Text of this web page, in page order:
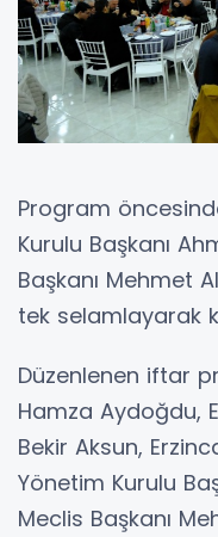
Program
Kurulu Başkanı
Başkanı Mehmet
tek selamlayarak
Düzenlenen iftar
Hamza Aydoğdu,
Bekir Aksun,
Yönetim Kurulu
Meclis Başkanı